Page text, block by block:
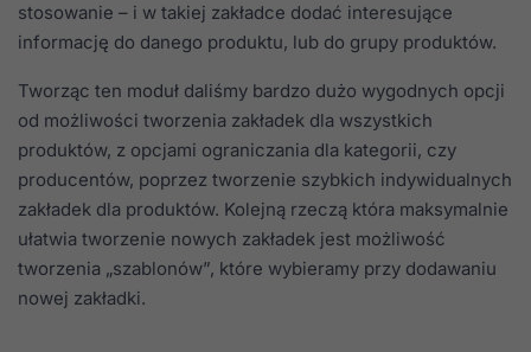
stosowanie – i w takiej zakładce dodać interesujące
informację do danego produktu, lub do grupy produktów.
Tworząc ten moduł daliśmy bardzo dużo wygodnych opcji
od możliwości tworzenia zakładek dla wszystkich
produktów, z opcjami ograniczania dla kategorii, czy
producentów, poprzez tworzenie szybkich indywidualnych
zakładek dla produktów. Kolejną rzeczą która maksymalnie
ułatwia tworzenie nowych zakładek jest możliwość
tworzenia „szablonów”, które wybieramy przy dodawaniu
nowej zakładki.